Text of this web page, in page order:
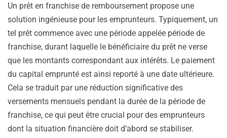
Un prêt en franchise de remboursement propose une
solution ingénieuse pour les emprunteurs. Typiquement, un
tel prêt commence avec une période appelée période de
franchise, durant laquelle le bénéficiaire du prêt ne verse
que les montants correspondant aux intérêts. Le paiement
du capital emprunté est ainsi reporté à une date ultérieure.
Cela se traduit par une réduction significative des
versements mensuels pendant la durée de la période de
franchise, ce qui peut être crucial pour des emprunteurs
dont la situation financière doit d’abord se stabiliser.